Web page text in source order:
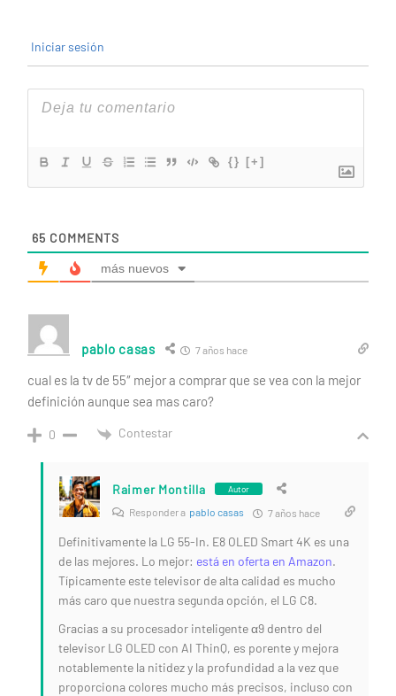
Iniciar sesión
{} [+]
65 COMMENTS
más nuevos
pablo casas 7 años hace
cual es la tv de 55″ mejor a comprar que se vea con la mejor
definición aunque sea mas caro?
0 Contestar
Raimer Montilla Autor
Responder a pablo casas 7 años hace
Definitivamente la LG 55-In. E8 OLED Smart 4K es una
de las mejores. Lo mejor: está en oferta en Amazon.
Típicamente este televisor de alta calidad es mucho
más caro que nuestra segunda opción, el LG C8.
Gracias a su procesador inteligente α9 dentro del
televisor LG OLED con AI ThinQ, es porente y mejora
notablemente la nitidez y la profundidad a la vez que
proporciona colores mucho más precisos, incluso con